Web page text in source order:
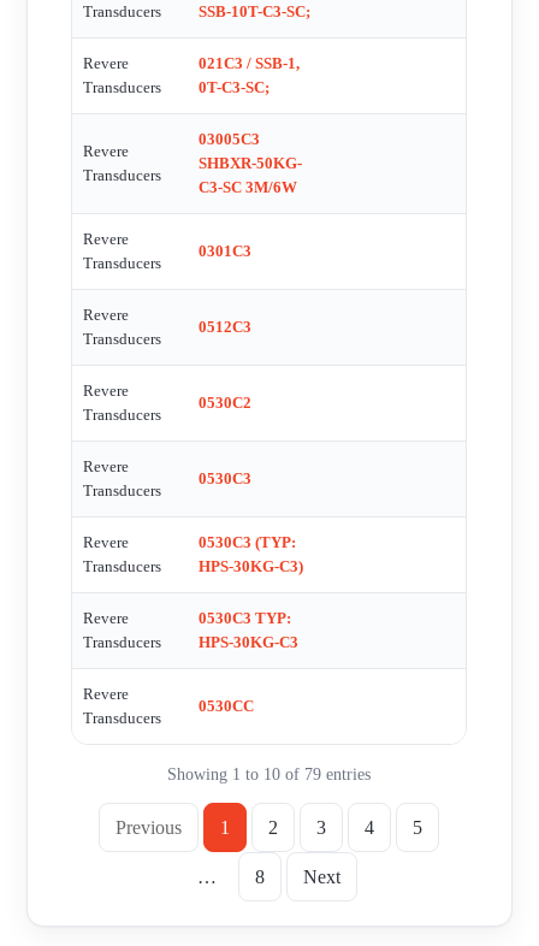
Transducers
SSB-10T-C3-SC;
Revere
Transducers
021C3 / SSB-1,
0T-C3-SC;
Revere
Transducers
03005C3
SHBXR-50KG-
C3-SC 3M/6W
Revere
Transducers
0301C3
Revere
Transducers
0512C3
Revere
Transducers
0530C2
Revere
Transducers
0530C3
Revere
Transducers
0530C3 (TYP:
HPS-30KG-C3)
Revere
Transducers
0530C3 TYP:
HPS-30KG-C3
Revere
Transducers
0530CC
Showing 1 to 10 of 79 entries
Previous 1 2 3 4 5
… 8 Next